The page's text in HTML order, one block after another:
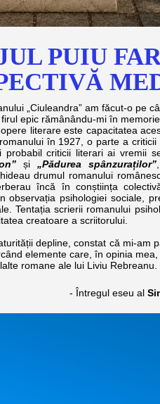
PUIU
„Ciuleandra” am făcut-o pe
epic rămânându-mi în
literare este capacitatea
în 1927, o parte a
probabil criticii literari ai vremii
și „Pădurea spânzuraților”
drumul romanului
încă în conștiința
observația psihologiei sociale,
Tentația scrierii romanului
creatoare a scriitorului.
depline, constat că mi-am
elemente care, în opinia
romane ale lui Liviu Rebreanu.
- Întregul eseu al